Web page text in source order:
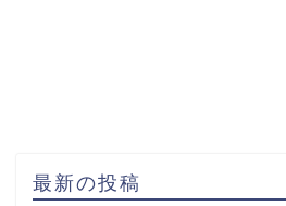
最新の投稿